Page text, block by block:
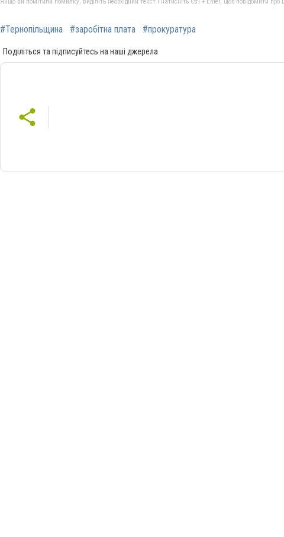
#Тернопільщина #заробітна плата #прокуратура
Поділіться та підписуйтесь на наші джерела